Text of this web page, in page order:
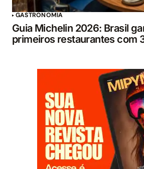
GASTRONOMIA
Guia Michelin 2026: Brasil
primeiros restaurantes com